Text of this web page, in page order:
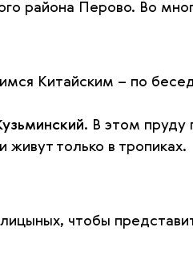
района Перово. Во
Китайским – по
В этом пруду
живут только в тропиках.
чтобы